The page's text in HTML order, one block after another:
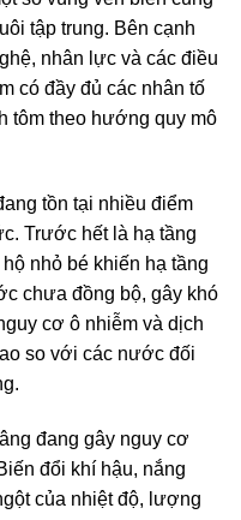
tập trung. Bên cạnh
nhân lực và các điều
có đầy đủ các nhân tố
tôm theo hướng quy mô
tồn tại nhiều điểm
Trước hết là hạ tầng
nhỏ bé khiến hạ tầng
chưa đồng bộ, gây khó
cơ ô nhiễm và dịch
so với các nước đối
đang gây nguy cơ
đổi khí hậu, nắng
của nhiệt độ, lượng